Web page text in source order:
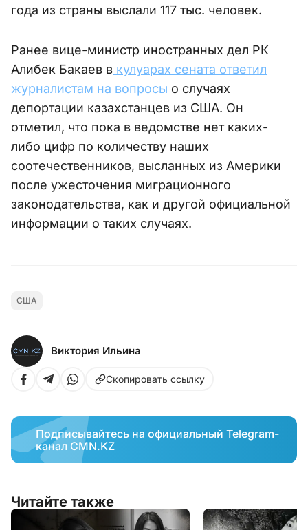
года из страны выслали 117 тыс. человек.
Ранее вице-министр иностранных дел РК
Алибек Бакаев в кулуарах сената ответил
журналистам на вопросы о случаях
депортации казахстанцев из США. Он
отметил, что пока в ведомстве нет каких-
либо цифр по количеству наших
соотечественников, высланных из Америки
после ужесточения миграционного
законодательства, как и другой официальной
информации о таких случаях.
США
Виктория Ильина
Скопировать ссылку
Подписывайтесь на официальный Telegram-
канал CMN.KZ
Читайте также